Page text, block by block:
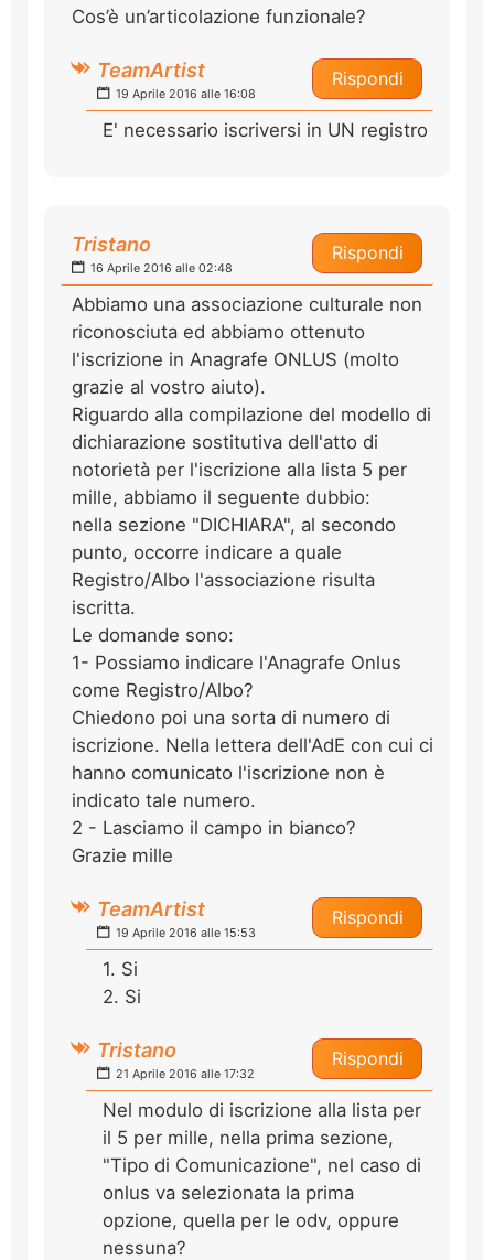
Cos’è un’articolazione funzionale?
Rispondi
TeamArtist
19 Aprile 2016 alle 16:08
E' necessario iscriversi in UN registro
Rispondi
Tristano
16 Aprile 2016 alle 02:48
Abbiamo una associazione culturale non
riconosciuta ed abbiamo ottenuto
l'iscrizione in Anagrafe ONLUS (molto
grazie al vostro aiuto).
Riguardo alla compilazione del modello di
dichiarazione sostitutiva dell'atto di
notorietà per l'iscrizione alla lista 5 per
mille, abbiamo il seguente dubbio:
nella sezione "DICHIARA", al secondo
punto, occorre indicare a quale
Registro/Albo l'associazione risulta
iscritta.
Le domande sono:
1- Possiamo indicare l'Anagrafe Onlus
come Registro/Albo?
Chiedono poi una sorta di numero di
iscrizione. Nella lettera dell'AdE con cui ci
hanno comunicato l'iscrizione non è
indicato tale numero.
2 - Lasciamo il campo in bianco?
Grazie mille
Rispondi
TeamArtist
19 Aprile 2016 alle 15:53
1. Si
2. Si
Rispondi
Tristano
21 Aprile 2016 alle 17:32
Nel modulo di iscrizione alla lista per
il 5 per mille, nella prima sezione,
"Tipo di Comunicazione", nel caso di
onlus va selezionata la prima
opzione, quella per le odv, oppure
nessuna?